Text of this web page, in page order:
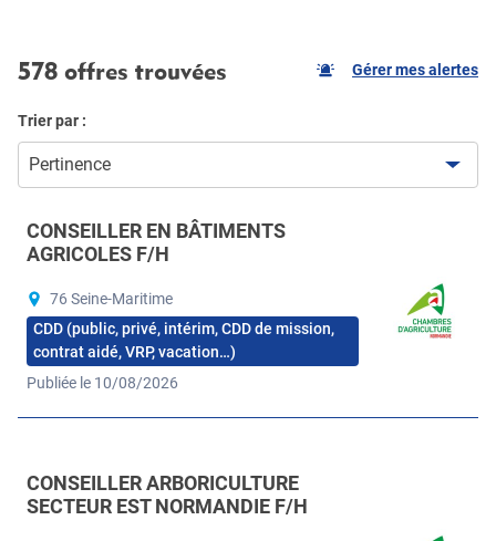
578 offres trouvées Gérer mes alertes
Trier par :
Pertinence
CONSEILLER EN BÂTIMENTS
AGRICOLES F/H
76 Seine-Maritime
CDD (public, privé, intérim, CDD de mission,
contrat aidé, VRP, vacation…)
Publiée le 10/08/2026
CONSEILLER ARBORICULTURE
SECTEUR EST NORMANDIE F/H